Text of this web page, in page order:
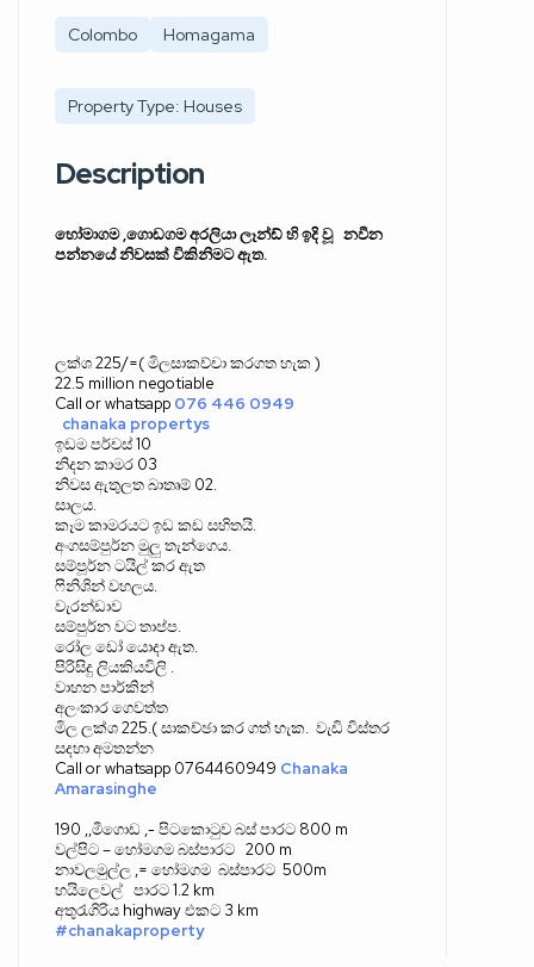
Colombo Homagama
Property Type: Houses
Description
හෝමාගම,ගොඩගම අරලියා ලෑන්ඩ් හි ඉදි වූ නවීන
පන්නයේ නිවසක් විකිනිමට ඇත.
ලක්ශ225/=(මිලසාකච්චා කරගත හැක )
22.5 million negotiable
Call or whatsapp 076 446 0949
chanaka propertys
ඉඩම පර්චස්10
නිදන කාමර 03
නිවස ඇතුලත බාතෘම් 02.
සාලය.
කෑම කාමරයට ඉඩ කඩ සහිතයි.
අංගසම්පුර්න මුලු තැන්ගෙය.
සම්පූර්න ටයිල් කර ඇත
ෆිනිශින් වහලය.
වැරන්ඩාව
සම්පුර්න වට තාප්ප.
රෝල ඩෝ යොදා ඇත.
පිරිසිදු ලියකියවිලි .
වාහන පාර්කින්
අලංකාර ගෙවත්ත
මිල ලක්ශ225.(සාකච්ඡා කර ගත් හැක. වැඩි විස්තර
සදහා අමතන්න
Call or whatsapp 0764460949 Chanaka
Amarasinghe
190 ,,මීගොඩ ,-පිටකොටුව බස් පාරට 800 m
වල්පිට–හෝමගම බස්පාරට 200 m
නාවලමුල්ල ,= හෝමගම බස්පාරට 500m
හයිලෙවල් පාරට1.2 km
අතුරැගිරිය highwayඑකට 3 km
#chanakaproperty